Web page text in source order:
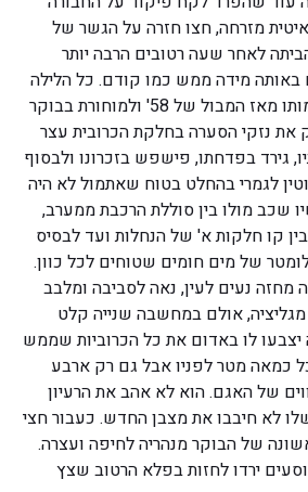
מזרחה, חצו חזרה על הגשר של
לאחר שעה רטובים הרבה יותר
מידה ממש כמו קודם. כל הלילה
ירד גשם שלא נראה כמותו מאז המבול של 58' ולמוחורת בבוקר
את נזקי הסערה בחלקת הכרובית עצר
גירד בפדחתו, פישפש בזכרונו ולבסוף
לגמרי בהחלט בטוח שאתמול לא היה
מולו בין סוללת הרכבת ממערב,
קו חלקות א' של הנחלות ועד לבסיס
של מים חומים שטוחים לכל כוון.
מחזה נעים לעין, נאה לסביבה ומלבב
אולם במחשבה שנייה קלט
לו באדום את כל הכרוביות שממש
כמאה מטר לפניו אבל גם רק ארבע
של האגם. הוא לא אהב את הרעיון
לא חיבבו את מצבן החדש. כעבור חצי
של הבוקר מנהריה לחיפה ועצרה.
ירדו לחזות בפלא הרטוב שצץ